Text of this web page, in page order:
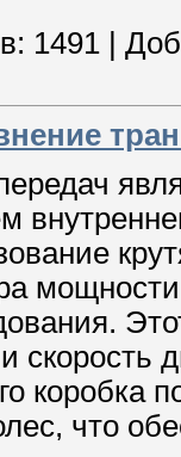
1491
мощности
скорость
коробка
что